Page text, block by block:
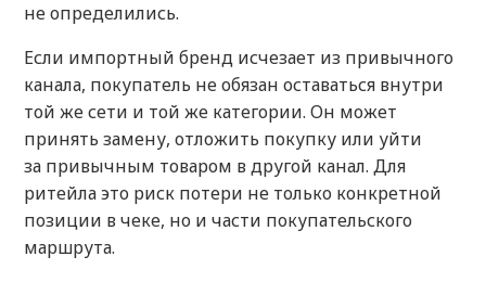
не определились.
Если импортный бренд исчезает из привычного
канала, покупатель не обязан оставаться внутри
той же сети и той же категории. Он может
принять замену, отложить покупку или уйти
за привычным товаром в другой канал. Для
ритейла это риск потери не только конкретной
позиции в чеке, но и части покупательского
маршрута.